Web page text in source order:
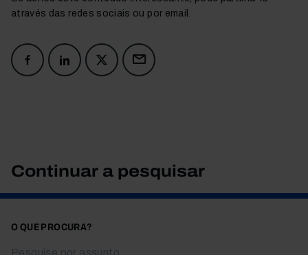
através das redes sociais ou por email.
Continuar a pesquisar
O QUE PROCURA?